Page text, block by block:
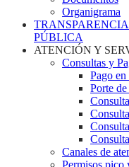
Organigrama
PÚBLICA
ATENCIÓN Y
Consultas y
Pago
Porte de
Canales de
Permisos pico